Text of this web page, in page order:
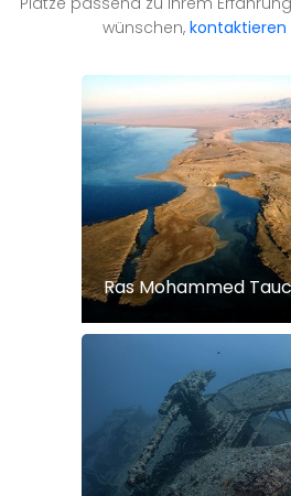
wünschen, kontaktieren
Ras Mohammed